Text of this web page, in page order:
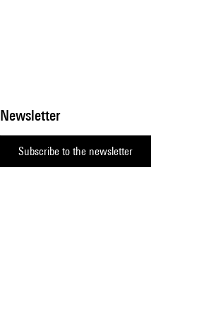
Newsletter
Subscribe to the newsletter